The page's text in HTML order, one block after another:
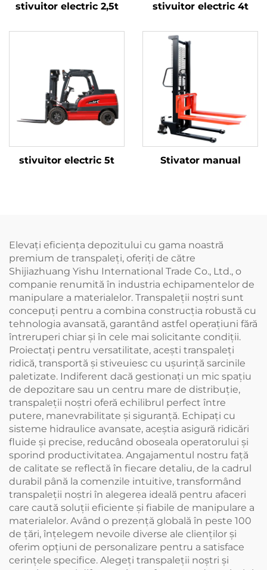
stivuitor electric 2,5t stivuitor electric 4t
stivuitor electric 5t Stivator manual
Elevați eficiența depozitului cu gama noastră
premium de transpaleți, oferiți de către
Shijiazhuang Yishu International Trade Co., Ltd., o
companie renumită în industria echipamentelor de
manipulare a materialelor. Transpaleții noștri sunt
concepuți pentru a combina construcția robustă cu
tehnologia avansată, garantând astfel operațiuni fără
întreruperi chiar și în cele mai solicitante condiții.
Proiectați pentru versatilitate, acești transpaleți
ridică, transportă și stiveuiesc cu ușurință sarcinile
paletizate. Indiferent dacă gestionați un mic spațiu
de depozitare sau un centru mare de distribuție,
transpaleții noștri oferă echilibrul perfect între
putere, manevrabilitate și siguranță. Echipați cu
sisteme hidraulice avansate, aceștia asigură ridicări
fluide și precise, reducând oboseala operatorului și
sporind productivitatea. Angajamentul nostru față
de calitate se reflectă în fiecare detaliu, de la cadrul
durabil până la comenzile intuitive, transformând
transpaleții noștri în alegerea ideală pentru afaceri
care caută soluții eficiente și fiabile de manipulare a
materialelor. Având o prezență globală în peste 100
de țări, înțelegem nevoile diverse ale clienților și
oferim opțiuni de personalizare pentru a satisface
cerințele specifice. Alegeți transpaleții noștri și